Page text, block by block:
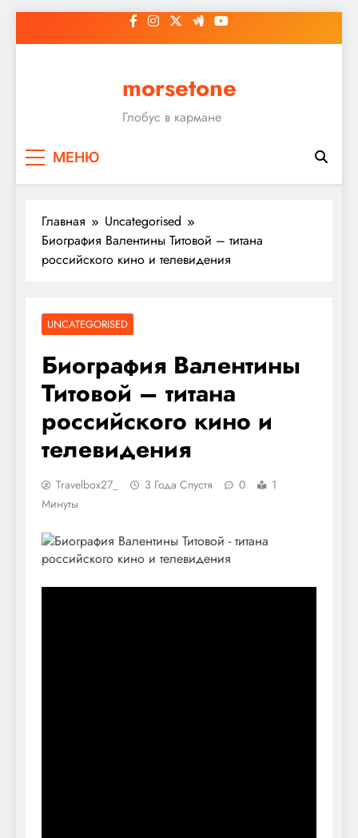
к
morsetone
Глобус в кармане
МЕНЮ
Главная
Uncategorised
Биография Валентины Титовой – титана
российского кино и телевидения
UNCATEGORISED
Биография Валентины
Титовой – титана
российского кино и
телевидения
Travelbox27_ 3 Года Спустя 0
1
Минуты